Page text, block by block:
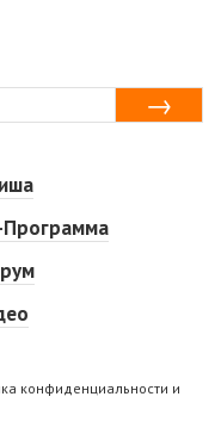
конфиденциальности и